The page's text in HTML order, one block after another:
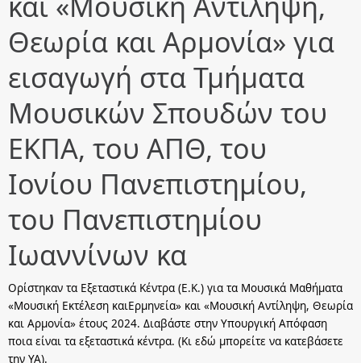
Θεωρία και Αρμονία» για
εισαγωγή στα Τμήματα
Μουσικών Σπουδών του
ΕΚΠΑ, του ΑΠΘ, του
Ιονίου Πανεπιστηµίου,
του Πανεπιστηµίου
Ιωαννίνων κα
Ορίστηκαν τα Εξεταστικά Κέντρα (Ε.Κ.) για τα Μουσικά Μαθήματα
«Μουσική Εκτέλεση καιΕρμηνεία» και «Μουσική Αντίληψη, Θεωρία
και Αρμονία» έτους 2024. Διαβάστε στην Υπουργική Απόφαση
ποια είναι τα εξεταστικά κέντρα. (Κι εδώ μπορείτε να κατεβάσετε
την ΥΑ).